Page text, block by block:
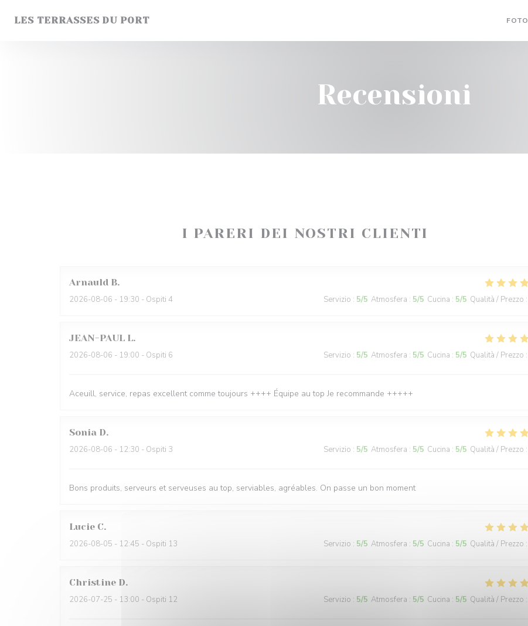
LES TERRASSES DU PORT FOTO
Recensioni
I PARERI DEI NOSTRI CLIENTI
Arnauld B
2026-08-06 - 19:30 - Ospiti 4 Servizio : 5/5 Atmosfera : 5/5 Cucina : 5/5 Qualità / Prezzo :
JEAN-PAUL L
2026-08-06 - 19:00 - Ospiti 6 Servizio : 5/5 Atmosfera : 5/5 Cucina : 5/5 Qualità / Prezzo :
Aceuill, service, repas excellent comme toujours ++++ Équipe au top Je recommande +++++
Sonia D
2026-08-06 - 12:30 - Ospiti 3 Servizio : 5/5 Atmosfera : 5/5 Cucina : 5/5 Qualità / Prezzo :
Bons produits, serveurs et serveuses au top, serviables, agréables. On passe un bon moment
Lucie C
2026-08-05 - 12:45 - Ospiti 13 Servizio : 5/5 Atmosfera : 5/5 Cucina : 5/5 Qualità / Prezzo :
Christine D
2026-07-25 - 13:00 - Ospiti 12 Servizio : 5/5 Atmosfera : 5/5 Cucina : 5/5 Qualità / Prezzo :